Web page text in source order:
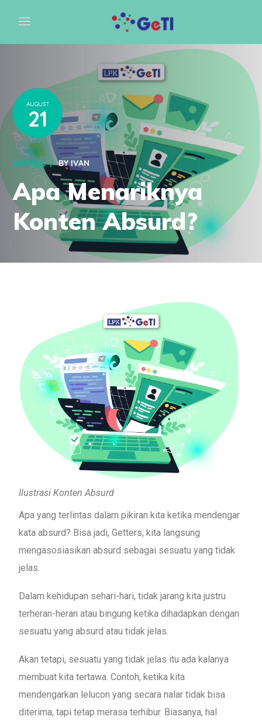
AUGUST
21
ARTIKEL BYIVAN
Apa Menariknya
Konten Absurd?
Ilustrasi Konten Absurd
Apa yang terlintas dalam pikiran kita ketika mendengar
kata absurd? Bisa jadi, Getters, kita langsung
mengasosiasikan absurd sebagai sesuatu yang tidak
jelas.
Dalam kehidupan sehari-hari, tidak jarang kita justru
terheran-heran atau bingung ketika dihadapkan dengan
sesuatu yang absurd atau tidak jelas.
Akan tetapi, sesuatu yang tidak jelas itu ada kalanya
membuat kita tertawa. Contoh, ketika kita
mendengarkan lelucon yang secara nalar tidak bisa
diterima, tapi tetap merasa terhibur. Biasanya, hal